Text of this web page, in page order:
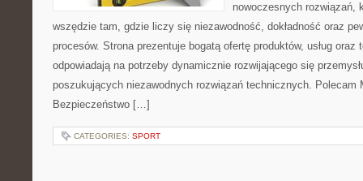
nowoczesnych rozwiązań,
wszędzie tam, gdzie liczy się niezawodność, dokładność oraz
procesów. Strona prezentuje bogatą ofertę produktów, usług oraz
odpowiadają na potrzeby dynamicznie rozwijającego się
poszukujących niezawodnych rozwiązań technicznych. Polecam
Bezpieczeństwo […]
CATEGORIES: SPORT